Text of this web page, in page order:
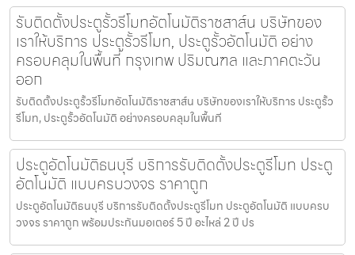
รับติดตั้งประตูรั้วรีโมทอัตโนมัติราชสาส์น บริษัทของ
เราให้บริการ ประตูรั้วรีโมท, ประตูรั้วอัตโนมัติ อย่าง
ครอบคลุมในพื้นที่ กรุงเทพ ปริมณฑล และภาคตะวัน
ออก
รับติดตั้งประตูรั้วรีโมทอัตโนมัติราชสาส์น บริษัทของเราให้บริการ ประตูรั้ว
รีโมท, ประตูรั้วอัตโนมัติ อย่างครอบคลุมในพื้นที
ประตูอัตโนมัติธนบุรี บริการรับติดตั้งประตูรีโมท ประตู
อัตโนมัติ แบบครบวงจร ราคาถูก
ประตูอัตโนมัติธนบุรี บริการรับติดตั้งประตูรีโมท ประตูอัตโนมัติ แบบครบ
วงจร ราคาถูก พร้อมประกันมอเตอร์ 5 ปี อะไหล่ 2 ปี ปร